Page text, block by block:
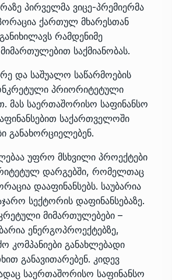
პირველმა ვიცე-პრემიერმა
ქართულ მხარესთან
რამდენიმე
საქმიანობას.
და საშუალო საწარმოების
პრიორიტეტული
მას საერთაშორისო საფინანსო
საქართველოში
განახორციელებენ.
უფრო მსხვილი პროექტები
დარგებში, რომელთაც
დააფინანსებს. საუბარია
სექტორის დაფინანსებაზე.
მიმართულებები –
ენერგოპროექტებზე,
კომპანიები განახლებადი
განავითარებენ. კიდევ
საერთაშორისო საფინანსო